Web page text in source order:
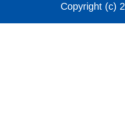
Copyright (c)